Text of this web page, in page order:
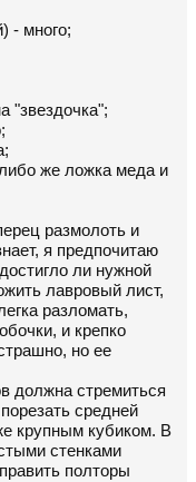
- много;
"звездочка";
же ложка меда и
размолоть и
я предпочитаю
ли нужной
лавровый лист,
разломать,
и крепко
но ее
должна стремиться
средней
крупным кубиком. В
стенками
полторы